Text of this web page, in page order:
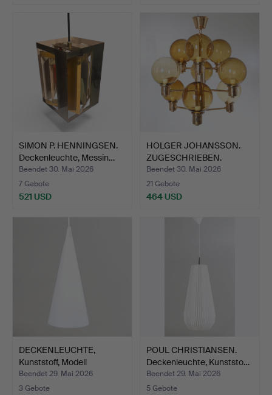
SIMON P. HENNINGSEN.
Deckenleuchte, Messin…
Beendet 30. Mai 2026
7 Gebote
521 USD
HOLGER JOHANSSON.
ZUGESCHRIEBEN.
Deckenleu…
Beendet 30. Mai 2026
21 Gebote
464 USD
DECKENLEUCHTE,
Kunststoff, Modell
"Struten…
Beendet 29. Mai 2026
3 Gebote
POUL CHRISTIANSEN.
Deckenleuchte, Kunststo…
Beendet 29. Mai 2026
5 Gebote